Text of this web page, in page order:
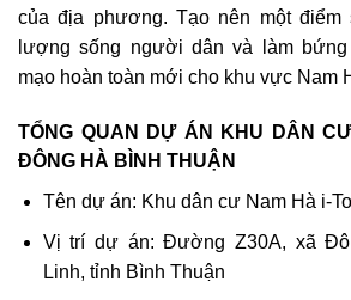
của địa phương. Tạo nên một điểm
lượng sống người dân và làm
mạo hoàn toàn mới cho khu vực Nam
TỔNG QUAN DỰ ÁN KHU DÂN
ĐÔNG HÀ BÌNH THUẬN
Tên dự án: Khu dân cư Nam Hà i-
Vị trí dự án: Đường Z30A, xã
Linh, tỉnh Bình Thuận